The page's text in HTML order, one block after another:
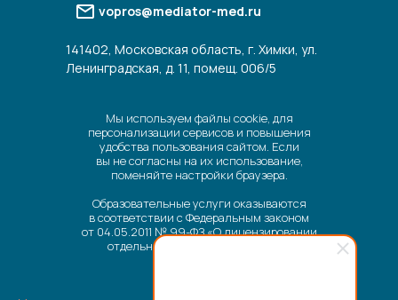
Мы используем файлы cookie, для
персонализации сервисов и повышения
удобства пользования сайтом. Если
вы не согласны на их использование,
поменяйте настройки браузера.
Образовательные услуги оказываются
в соответствии с Федеральным законом
от 04.05.2011 № 99-ФЗ «О лицензировании
отдельных видов деятельности».
vopros@mediator-med.ru
141402, Московская область, г. Химки, ул.
Ленинградская, д. 11, помещ. 006/5